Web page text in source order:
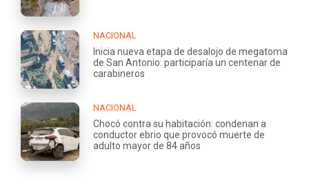
NACIONAL
Inicia nueva etapa de desalojo de megatoma
de San Antonio: participaría un centenar de
carabineros
NACIONAL
Chocó contra su habitación: condenan a
conductor ebrio que provocó muerte de
adulto mayor de 84 años